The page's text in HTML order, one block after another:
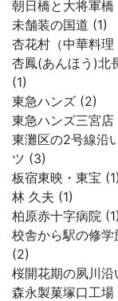
朝日橋と大将軍橋
未舗装の国道 (1)
杏花村（中華料
杏鳳(あんほう)北
(1)
東急ハンズ (2)
東急ハンズ三宮店
東灘区の2号線沿
ツ (3)
板宿東映・東宝 (1)
林 久夫 (1)
柏原赤十字病院 (1)
校舎から駅の修
(2)
桜開花期の夙川沿
森永製菓塚口工場